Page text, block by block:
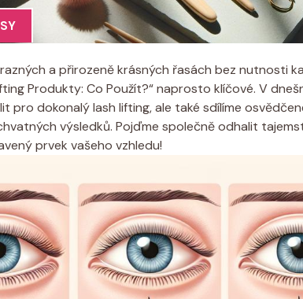
a přirozeně krásných řasách bez nutnosti
Produkty: Co Použít?“ naprosto klíčové. V
pro dokonalý lash lifting, ale také sdílíme
výsledků. Pojďme společně odhalit
prvek vašeho vzhledu!